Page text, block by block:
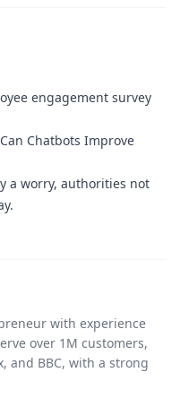
engagement survey
Chatbots Improve
a worry, authorities not
with experience
over 1M customers,
and BBC, with a strong